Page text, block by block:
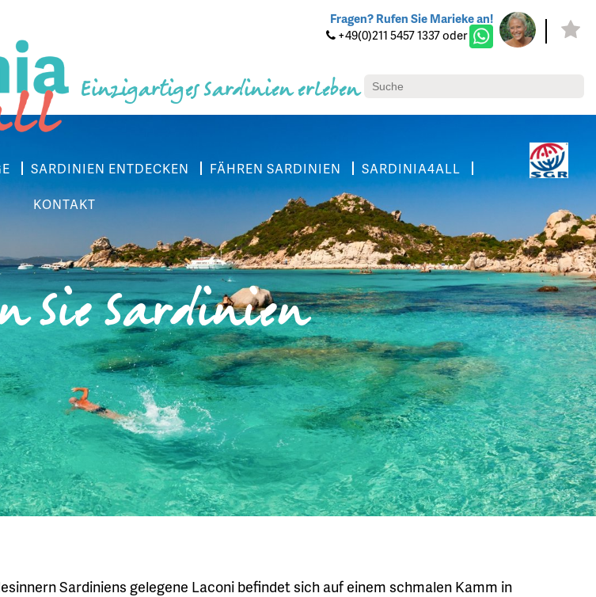
Fragen? Rufen Sie Marieke an!
+49(0)211 5457 1337 oder
Einzigartiges Sardinien erleben
SARDINIEN ENTDECKEN FÄHREN SARDINIEN
SARDINIA4ALL
KONTAKT
Sie Sardinien
Sardiniens gelegene Laconi befindet sich auf einem schmalen Kamm in